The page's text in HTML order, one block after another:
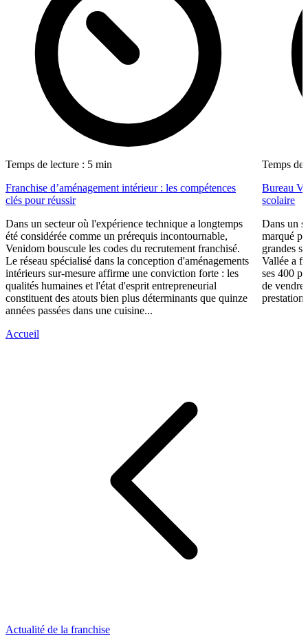
Temps de lecture : 5 min
Franchise d’aménagement intérieur : les compétences
clés pour réussir
Dans un secteur où l'expérience technique a longtemps
été considérée comme un prérequis incontournable,
Venidom bouscule les codes du recrutement franchisé.
Le réseau spécialisé dans la conception d'aménagements
intérieurs sur-mesure affirme une conviction forte : les
qualités humaines et l'état d'esprit entrepreneurial
constituent des atouts bien plus déterminants que quinze
années passées dans une cuisine...
Temps de
Bureau
scolaire
Dans un
marqué
grandes
Vallée a
ses 400
de vendre
Accueil
Actualité de la franchise